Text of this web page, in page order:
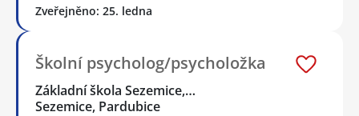
Zveřejněno: 25. ledna
Školní psycholog/psycholožka
Základní škola Sezemice,…
Sezemice, Pardubice